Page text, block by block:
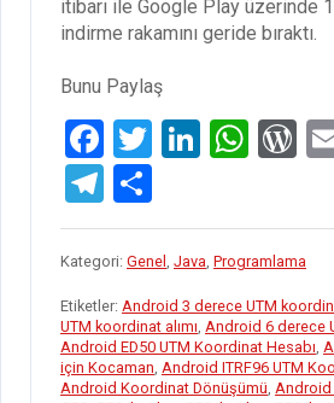
itibarı ile Google Play üzerinde
indirme rakamını geride bıraktı.
Bunu Paylaş
F
a
ce
b
o
o
k
T
tt
er
Li
ke
dI
n
W
at
s
A
p
p
W
d
Pr
es
s
T
el
e
gr
a
m
h
ar
e
Kategori: Genel , Java, Programlama
Etiketler: Android 3 derece UTM
UTM koordinat alımı, Android 6 derece
Android ED50 UTM Koordinat Hesabı,
için Kocaman, Android ITRF96 UTM
Android Koordinat Dönüşümü, Android